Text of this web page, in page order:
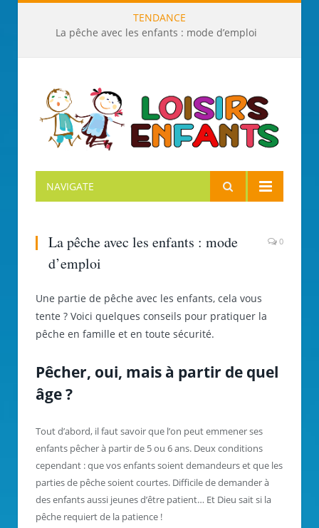
TENDANCE
La pêche avec les enfants : mode d’emploi
NAVIGATE
La pêche avec les enfants : mode
d’emploi
0
Une partie de pêche avec les enfants, cela vous
tente ? Voici quelques conseils pour pratiquer la
pêche en famille et en toute sécurité.
Pêcher, oui, mais à partir de quel
âge ?
Tout d’abord, il faut savoir que l’on peut emmener ses
enfants pêcher à partir de 5 ou 6 ans. Deux conditions
cependant : que vos enfants soient demandeurs et que les
parties de pêche soient courtes. Difficile de demander à
des enfants aussi jeunes d’être patient… Et Dieu sait si la
pêche requiert de la patience !